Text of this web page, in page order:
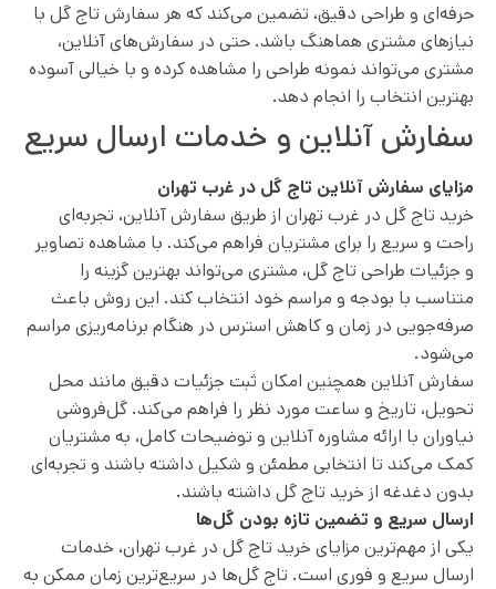
حرفه‌ای و طراحی دقیق، تضمین می‌کند که هر سفارش تاج گل با
نیازهای مشتری هماهنگ باشد. حتی در سفارش‌های آنلاین،
مشتری می‌تواند نمونه طراحی را مشاهده کرده و با خیالی آسوده
بهترین انتخاب را انجام دهد.
سفارش آنلاین و خدمات ارسال سریع
مزایای سفارش آنلاین تاج گل در غرب تهران
خرید تاج گل در غرب تهران از طریق سفارش آنلاین، تجربه‌ای
راحت و سریع را برای مشتریان فراهم می‌کند. با مشاهده تصاویر
و جزئیات طراحی تاج گل، مشتری می‌تواند بهترین گزینه را
متناسب با بودجه و مراسم خود انتخاب کند. این روش باعث
صرفه‌جویی در زمان و کاهش استرس در هنگام برنامه‌ریزی مراسم
می‌شود.
سفارش آنلاین همچنین امکان ثبت جزئیات دقیق مانند محل
تحویل، تاریخ و ساعت مورد نظر را فراهم می‌کند. گل‌فروشی
نیاوران با ارائه مشاوره آنلاین و توضیحات کامل، به مشتریان
کمک می‌کند تا انتخابی مطمئن و شکیل داشته باشند و تجربه‌ای
بدون دغدغه از خرید تاج گل داشته باشند.
ارسال سریع و تضمین تازه بودن گل‌ها
یکی از مهم‌ترین مزایای خرید تاج گل در غرب تهران، خدمات
ارسال سریع و فوری است. تاج گل‌ها در سریع‌ترین زمان ممکن به